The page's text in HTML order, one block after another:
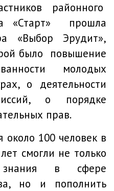
районного
«Старт» прошла
«Выбор Эрудит»,
было повышение
молодых
о деятельности
о порядке
прав.
100 человек в
смогли не только
в сфере
но и пополнить